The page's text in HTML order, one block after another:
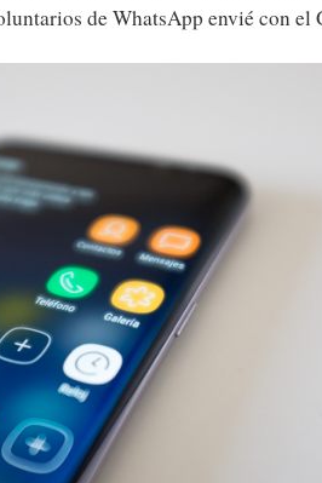
de WhatsApp envié con el